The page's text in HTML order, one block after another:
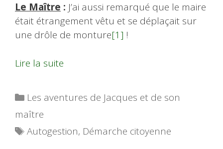
Le Maître : J’ai aussi remarqué que le maire
était étrangement vêtu et se déplaçait sur
une drôle de monture[1] !
Lire la suite
Catégories
Les aventures de Jacques et de son
maître
Étiquettes
Autogestion, Démarche citoyenne